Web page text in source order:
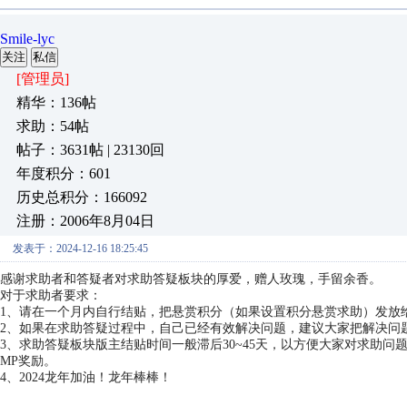
Smile-lyc
关注 私信
[管理员]
精华：136帖
求助：54帖
帖子：3631帖 | 23130回
年度积分：601
历史总积分：166092
注册：2006年8月04日
发表于：2024-12-16 18:25:45
感谢求助者和答疑者对求助答疑板块的厚爱，赠人玫瑰，手留余香。
对于求助者要求：
1、请在一个月内自行结贴，把悬赏积分（如果设置积分悬赏求助）发放
2、如果在求助答疑过程中，自己已经有效解决问题，建议大家把解决
3、求助答疑板块版主结贴时间一般滞后30~45天，以方便大家对求助
MP奖励。
4、2024龙年加油！龙年棒棒！